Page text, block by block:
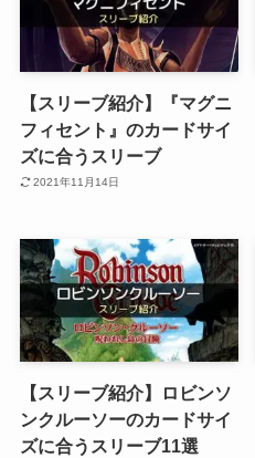
【スリーブ紹介】『マグニ
フィセント』のカードサイ
ズに合うスリーブ
2021年11月14日
【スリーブ紹介】ロビンソ
ンクルーソーのカードサイ
ズに合うスリーブ11選